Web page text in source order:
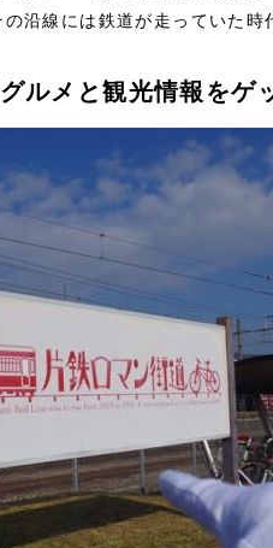
沿線には鉄道が走っていた
ルメと観光情報をゲ